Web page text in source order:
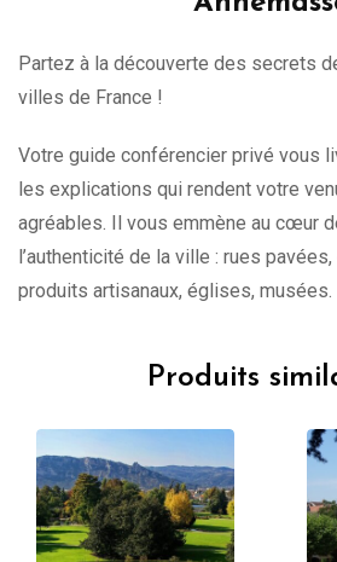
Partez à la découverte des secrets
villes de France !
Votre guide conférencier privé vous
les explications qui rendent votre
agréables. Il vous emmène au cœur
l’authenticité de la ville : rues
produits artisanaux, églises, musées.
Produits